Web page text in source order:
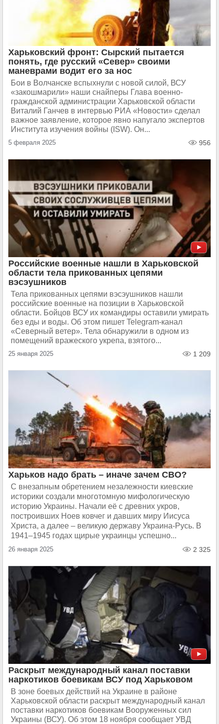
Харьковский фронт: Сырский пытается
понять, где русский «Север» своими
маневрами водит его за нос
Бои в Волчанске вспыхнули с новой силой, ВСУ
«закошмарили» наши снайперы Глава военно-
гражданской администрации Харьковской области
Виталий Ганчев в интервью РИА «Новости» сделал
важное заявление, которое явно напугало экспертов
Института изучения войны (ISW). Он...
5 февраля 2025 956
Российские военные нашли в Харьковской
области тела прикованных цепями
вэсэушников
Тела прикованных цепями вэсэушников нашли
российские военные на позиции в Харьковской
области. Бойцов ВСУ их командиры оставили умирать
без еды и воды. Об этом пишет Telegram-канал
«Северный ветер». Тела обнаружили в одном из
помещений вражеского укрепа, взятого...
25 января 2025 1 209
Харьков надо брать – иначе зачем СВО?
С внезапным обретением незалежности киевские
историки создали многотомную мифологическую
историю Украины. Начали её с древних укров,
построивших Ноев ковчег и давших миру Иисуса
Христа, а далее – великую державу Украина-Русь. В
1941–1945 годах щирые украинцы успешно...
26 января 2025 2 325
Раскрыт международный канал поставки
наркотиков боевикам ВСУ под Харьковом
В зоне боевых действий на Украине в районе
Харьковской области раскрыт международный канал
поставки наркотиков боевикам Вооруженных сил
Украины (ВСУ). Об этом 18 ноября сообщает УВД